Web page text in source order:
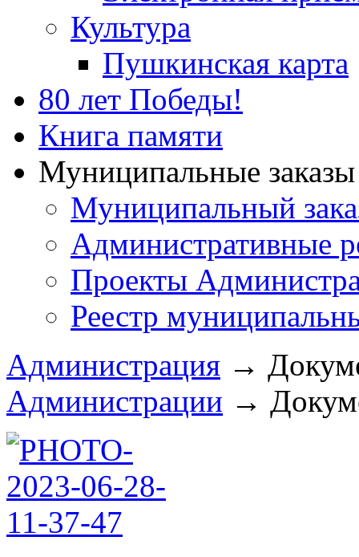
Культура
Пушкинская карта
80 лет Победы!
Книга памяти
Муниципальные
Муниципальный
Административные
Проекты
Реестр
Администрация →
Администрации →